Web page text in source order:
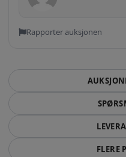
Rapporter auksjonen
FLERE